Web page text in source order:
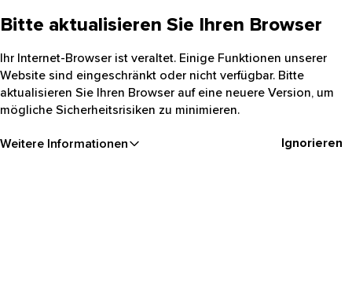
Bitte aktualisieren Sie Ihren Browser
Ihr Internet-Browser ist veraltet. Einige Funktionen unserer
Website sind eingeschränkt oder nicht verfügbar. Bitte
aktualisieren Sie Ihren Browser auf eine neuere Version, um
mögliche Sicherheitsrisiken zu minimieren.
Weitere Informationen Ignorieren